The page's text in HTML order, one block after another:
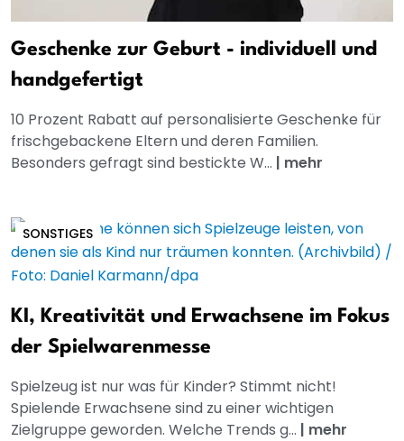
Geschenke zur Geburt - individuell und
handgefertigt
10 Prozent Rabatt auf personalisierte Geschenke für
frischgebackene Eltern und deren Familien.
Besonders gefragt sind bestickte W... | mehr
SONSTIGES
KI, Kreativität und Erwachsene im Fokus
der Spielwarenmesse
Spielzeug ist nur was für Kinder? Stimmt nicht!
Spielende Erwachsene sind zu einer wichtigen
Zielgruppe geworden. Welche Trends g... | mehr